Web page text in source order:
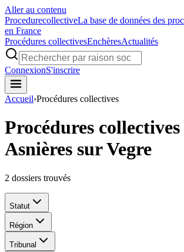
Aller au contenu
ProcedurecollectiveLa base de données des
en France
Procédures collectivesEnchèresActualités
ConnexionS'inscrire
Accueil›Procédures collectives
Procédures collectives
Asnières sur Vegre
2 dossiers trouvés
Statut
Région
Tribunal